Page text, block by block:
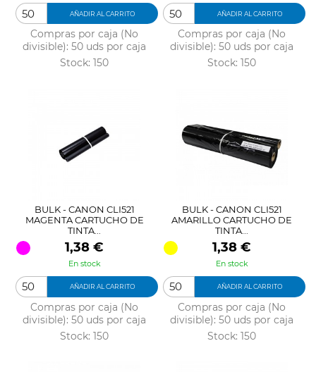
AÑADIR AL CARRITO
Compras por caja (No
divisible): 50 uds por caja
Stock: 150
AÑADIR AL CARRITO
Compras por caja (No
divisible): 50 uds por caja
Stock: 150
BULK - CANON CLI521
MAGENTA CARTUCHO DE
TINTA...
Precio
1,38 €
En stock
AÑADIR AL CARRITO
Compras por caja (No
divisible): 50 uds por caja
Stock: 150
BULK - CANON CLI521
AMARILLO CARTUCHO DE
TINTA...
Precio
1,38 €
En stock
AÑADIR AL CARRITO
Compras por caja (No
divisible): 50 uds por caja
Stock: 150